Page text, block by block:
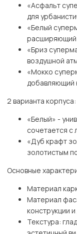
«Асфальт
для
«Белый
расширяющий
«Бриз
воздушной
«Мокко
добавляющий
2 варианта корпуса:
«Белый» -
сочетается
«Дуб крафт
золотистым
Основные
Материал
Материал
конструкции
Текстура: